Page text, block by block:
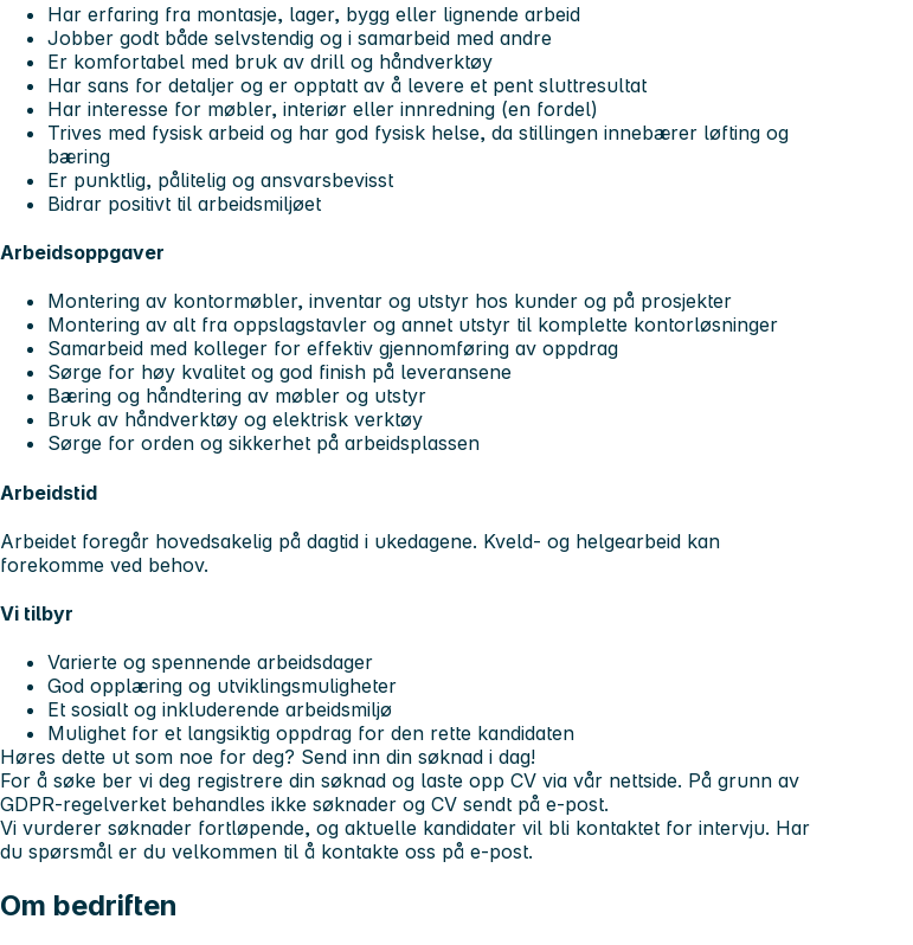
Har erfaring fra montasje, lager, bygg eller lignende arbeid
Jobber godt både selvstendig og i samarbeid med andre
Er komfortabel med bruk av drill og håndverktøy
Har sans for detaljer og er opptatt av å levere et pent sluttresultat
Har interesse for møbler, interiør eller innredning (en fordel)
Trives med fysisk arbeid og har god fysisk helse, da stillingen innebærer løfting og
bæring
Er punktlig, pålitelig og ansvarsbevisst
Bidrar positivt til arbeidsmiljøet
Arbeidsoppgaver
Montering av kontormøbler, inventar og utstyr hos kunder og på prosjekter
Montering av alt fra oppslagstavler og annet utstyr til komplette kontorløsninger
Samarbeid med kolleger for effektiv gjennomføring av oppdrag
Sørge for høy kvalitet og god finish på leveransene
Bæring og håndtering av møbler og utstyr
Bruk av håndverktøy og elektrisk verktøy
Sørge for orden og sikkerhet på arbeidsplassen
Arbeidstid
Arbeidet foregår hovedsakelig på dagtid i ukedagene. Kveld- og helgearbeid kan
forekomme ved behov.
Vi tilbyr
Varierte og spennende arbeidsdager
God opplæring og utviklingsmuligheter
Et sosialt og inkluderende arbeidsmiljø
Mulighet for et langsiktig oppdrag for den rette kandidaten
Høres dette ut som noe for deg? Send inn din søknad i dag!
For å søke ber vi deg registrere din søknad og laste opp CV via vår nettside. På grunn av
GDPR-regelverket behandles ikke søknader og CV sendt på e-post.
Vi vurderer søknader fortløpende, og aktuelle kandidater vil bli kontaktet for intervju. Har
du spørsmål er du velkommen til å kontakte oss på e-post.
Om bedriften